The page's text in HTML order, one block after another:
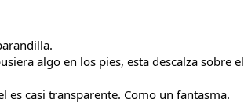
algo en los pies, esta descalza sobre el
es casi transparente. Como un fantasma.